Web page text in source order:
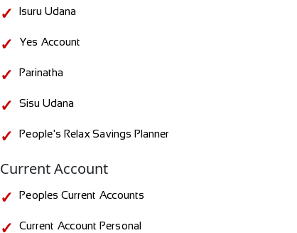
Isuru Udana
Yes Account
Parinatha
Sisu Udana
People's Relax Savings Planner
Current Account
Peoples Current Accounts
Current Account Personal